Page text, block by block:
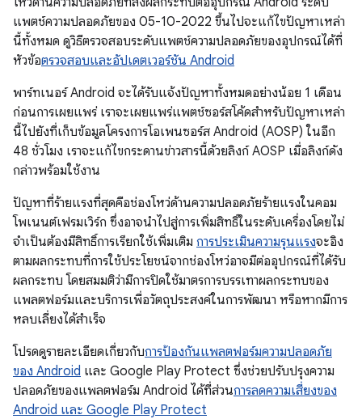
แพตช์ความปลอดภัยของ 05-10-2022 ขึ้นไปจะแก้ไขปัญหาเหล่า
นี้ทั้งหมด ดูวิธีตรวจสอบระดับแพตช์ความปลอดภัยของอุปกรณ์ได้ที่
หัวข้อตรวจสอบและอัปเดตเวอร์ชัน Android
พาร์ทเนอร์ Android จะได้รับแจ้งปัญหาทั้งหมดอย่างน้อย 1 เดือน
ก่อนการเผยแพร่ เราจะเผยแพร่แพตช์ซอร์สโค้ดสำหรับปัญหาเหล่า
นี้ไปยังที่เก็บข้อมูลโครงการโอเพนซอร์ส Android (AOSP) ในอีก
48 ชั่วโมง เราจะแก้ไขกระดานข่าวสารนี้ด้วยลิงก์ AOSP เมื่อลิงก์ดัง
กล่าวพร้อมใช้งาน
ปัญหาที่ร้ายแรงที่สุดคือช่องโหว่ด้านความปลอดภัยร้ายแรงในคอม
โพเนนต์เฟรมเวิร์ก ซึ่งอาจนำไปสู่การเพิ่มสิทธิ์ในระดับเครื่องโดยไม่
จำเป็นต้องมีสิทธิ์การเรียกใช้เพิ่มเติม การประเมินความรุนแรงจะอิง
ตามผลกระทบที่การใช้ประโยชน์จากช่องโหว่อาจมีต่ออุปกรณ์ที่ได้รับ
ผลกระทบ โดยสมมติว่ามีการปิดใช้มาตรการบรรเทาผลกระทบของ
แพลตฟอร์มและบริการเพื่อวัตถุประสงค์ในการพัฒนา หรือหากมีการ
หลบเลี่ยงได้สําเร็จ
โปรดดูรายละเอียดเกี่ยวกับการป้องกันแพลตฟอร์มความปลอดภัย
ของ Android และ Google Play Protect ซึ่งช่วยปรับปรุงความ
ปลอดภัยของแพลตฟอร์ม Android ได้ที่ส่วนการลดความเสี่ยงของ
Android และ Google Play Protect